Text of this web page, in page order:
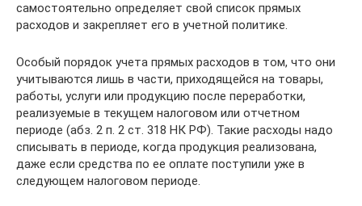
самостоятельно определяет свой список прямых
расходов и закрепляет его в учетной политике.
Особый порядок учета прямых расходов в том, что они
учитываются лишь в части, приходящейся на товары,
работы, услуги или продукцию после переработки,
реализуемые в текущем налоговом или отчетном
периоде (абз. 2 п. 2 ст. 318 НК РФ). Такие расходы надо
списывать в периоде, когда продукция реализована,
даже если средства по ее оплате поступили уже в
следующем налоговом периоде.